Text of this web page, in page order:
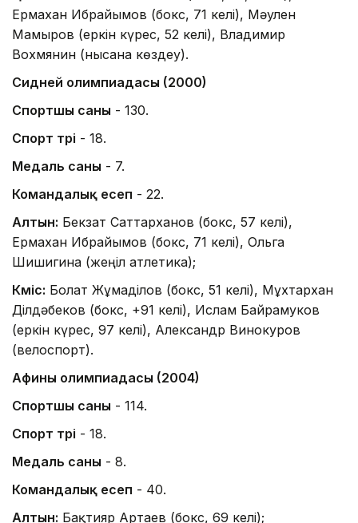
Ермахан Ибрайымов (бокс, 71 келі), Мәулен
Мамыров (еркін күрес, 52 келі), Владимир
Вохмянин (нысана көздеу).
Сидней олимпиадасы (2000)
Спортшы саны - 130.
Спорт түрі - 18.
Медаль саны - 7.
Командалық есеп - 22.
Алтын: Бекзат Саттарханов (бокс, 57 келі),
Ермахан Ибрайымов (бокс, 71 келі), Ольга
Шишигина (жеңіл атлетика);
Күміс: Болат Жұмаділов (бокс, 51 келі), Мұхтархан
Ділдәбеков (бокс, +91 келі), Ислам Байрамуков
(еркін күрес, 97 келі), Александр Винокуров
(велоспорт).
Афины олимпиадасы (2004)
Спортшы саны - 114.
Спорт түрі - 18.
Медаль саны - 8.
Командалық есеп - 40.
Алтын: Бақтияр Артаев (бокс, 69 келі);